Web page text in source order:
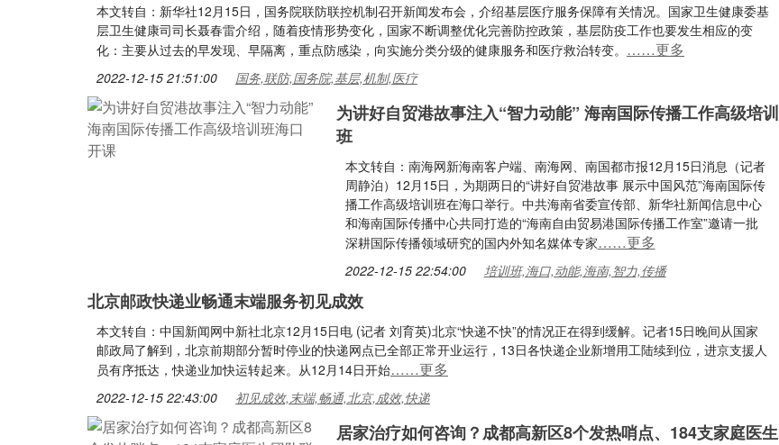
本文转自：新华社12月15日，国务院联防联控机制召开新闻发布会，介绍基层医疗服务保障有关情况。国家卫生健康委基
层卫生健康司司长聂春雷介绍，随着疫情形势变化，国家不断调整优化完善防控政策，基层防疫工作也要发生相应的变
化：主要从过去的早发现、早隔离，重点防感染，向实施分类分级的健康服务和医疗救治转变。 ……更多
2022-12-15 21:51:00 国务,联防,国务院,基层,机制,医疗
为讲好自贸港故事注入“智力动能” 海南国际传播工作高级培训
班
本文转自：南海网新海南客户端、南海网、南国都市报12月15日消息（记者
周静泊）12月15日，为期两日的“讲好自贸港故事 展示中国风范”海南国际传
播工作高级培训班在海口举行。中共海南省委宣传部、新华社新闻信息中心
和海南国际传播中心共同打造的“海南自由贸易港国际传播工作室”邀请一批
深耕国际传播领域研究的国内外知名媒体专家……更多
2022-12-15 22:54:00 培训班,海口,动能,海南,智力,传播
北京邮政快递业畅通末端服务初见成效
本文转自：中国新闻网中新社北京12月15日电 (记者 刘育英)北京“快递不快”的情况正在得到缓解。记者15日晚间从国家
邮政局了解到，北京前期部分暂时停业的快递网点已全部正常开业运行，13日各快递企业新增用工陆续到位，进京支援人
员有序抵达，快递业加快运转起来。从12月14日开始……更多
2022-12-15 22:43:00 初见成效,末端,畅通,北京,成效,快递
居家治疗如何咨询？成都高新区8个发热哨点、184支家庭医生